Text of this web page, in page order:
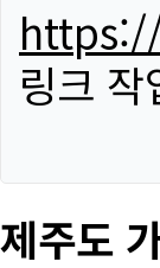
링크
제주도